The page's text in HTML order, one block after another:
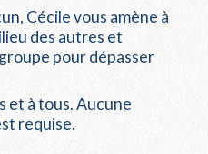
Cécile vous amène à
des autres et
pour dépasser
et à tous. Aucune
requise.